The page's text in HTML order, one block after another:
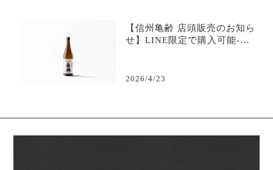
【信州亀齢 店頭販売のお知ら
せ】LINE限定で購入可能-日
2026/4/23